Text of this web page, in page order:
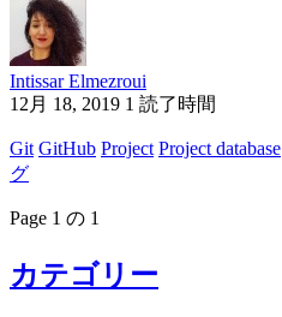
Intissar Elmezroui
12月 18, 2019 1 読了時間
Git GitHub Project Project database
グ
Page 1 の 1
カテゴリー